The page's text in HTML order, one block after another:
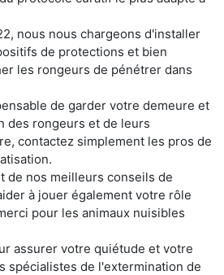
nous nous chargeons d'installer
de protections et bien
les rongeurs de pénétrer dans
de garder votre demeure et
des rongeurs et de leurs
contactez simplement les pros de
de nos meilleurs conseils de
à jouer également votre rôle
pour les animaux nuisibles
assurer votre quiétude et votre
spécialistes de l'extermination de